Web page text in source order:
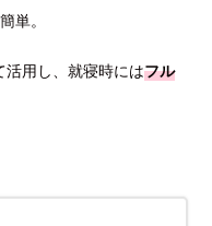
単。
活用し、就寝時にはフル